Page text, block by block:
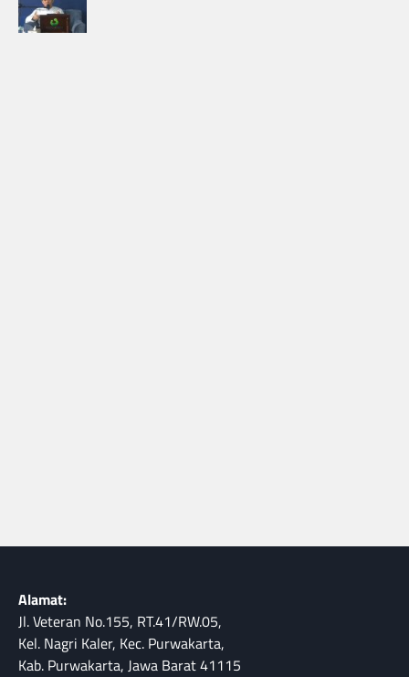
Alamat:
Jl. Veteran No.155, RT.41/RW.05,
Kel. Nagri Kaler, Kec. Purwakarta,
Kab. Purwakarta, Jawa Barat 41115